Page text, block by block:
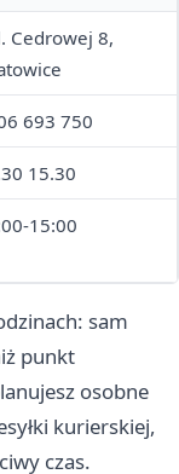
Cedrowej 8,
693 750
15.30
15:00
sam
punkt
osobne
kurierskiej,
czas.